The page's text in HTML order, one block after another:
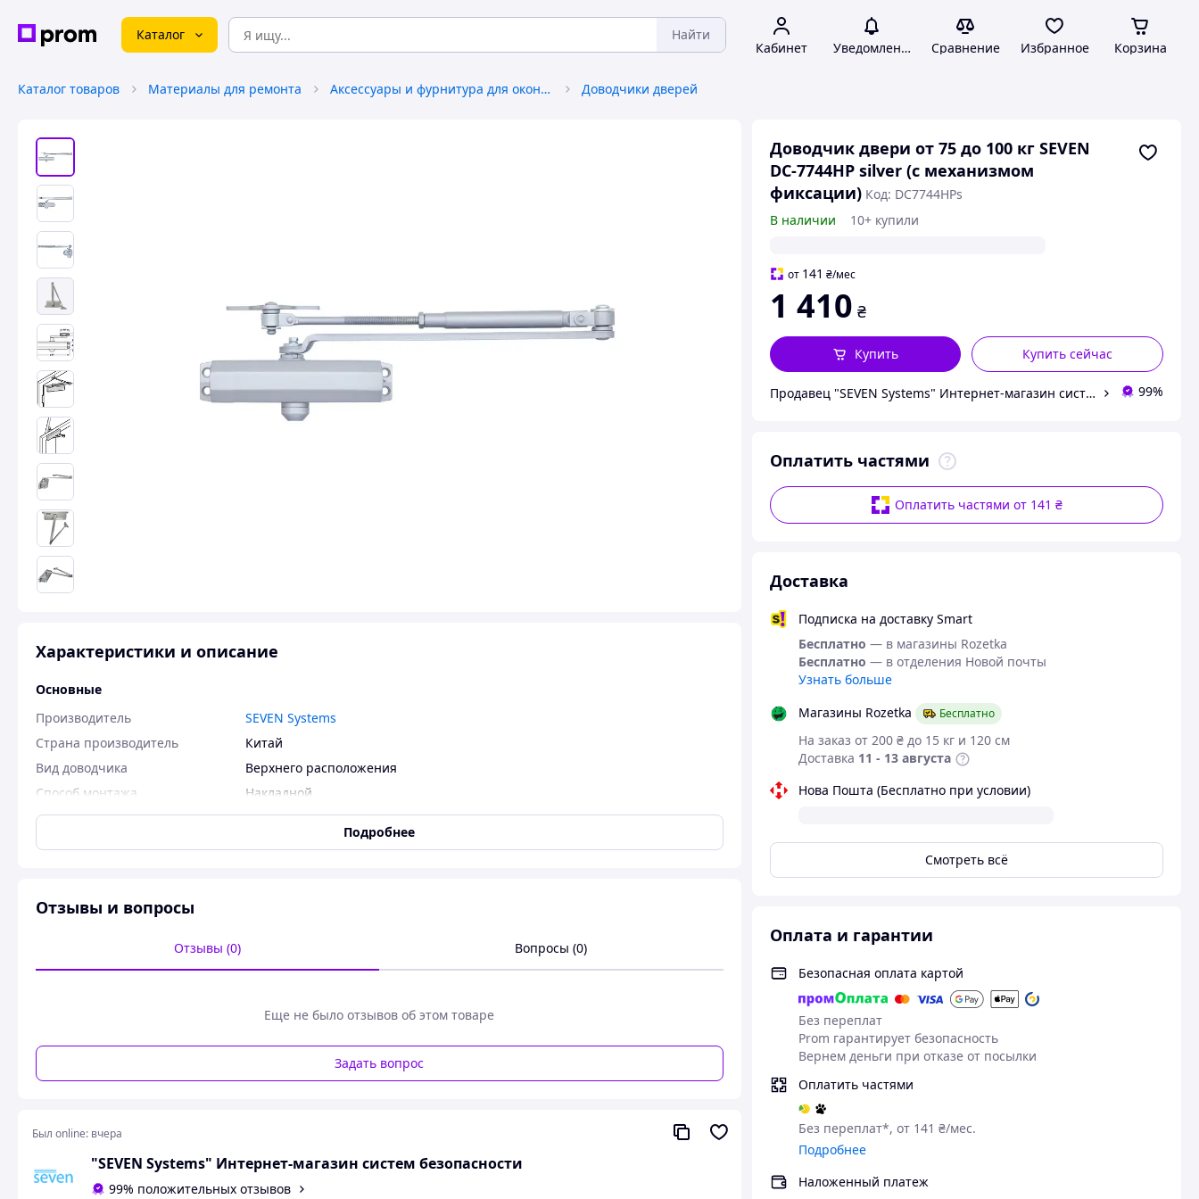
Каталог Найти
Кабинет Уведомления Сравнение Избранное Корзина
Каталог товаров Материалы для ремонта Аксессуары и фурнитура для окон и дверей Доводчики дверей
Доводчик двери от 75 до 100 кг SEVEN
DC-7744HP silver (с механизмом
фиксации) Код: DC7744HPs
В наличии
10+ купили
от 141 ₴/мес
1 410 ₴
Купить сейчас
Купить
Продавец "SEVEN Systems" Интернет-магазин систем безопасности 99%
Оплатить частями
Оплатить частями от 141 ₴
Доставка
Подписка на доставку Smart
Бесплатно — в магазины Rozetka
Бесплатно — в отделения Новой почты
Узнать больше
Магазины Rozetka
Бесплатно
На заказ от 200 ₴ до 15 кг и 120 см
Доставка 11 - 13 августа
Нова Пошта (Бесплатно при условии)
Смотреть всё
Оплата и гарантии
Безопасная оплата картой
Без переплат
Prom гарантирует безопасность
Вернем деньги при отказе от посылки
Оплатить частями
Без переплат*, от 141 ₴/мес.
Подробнее
Наложенный платеж
Характеристики и описание
Основные
Производитель
SEVEN Systems
Страна производитель
Китай
Вид доводчика
Верхнего расположения
Способ монтажа
Накладной
Конструкция доводчика
Рычажный
Масса дверного полотна, до
Покрытие
Гарантийный срок
12 мес
Регулировка скорости
Регулировка силы
Да
Максимальная рабочая
температура
Количество циклов открывания
500000
Подробнее
Отзывы и вопросы
Отзывы (0) Вопросы (0)
Еще не было отзывов об этом товаре
Задать вопрос
Был online: вчера
"SEVEN Systems" Интернет-магазин систем безопасности
99% положительных отзывов